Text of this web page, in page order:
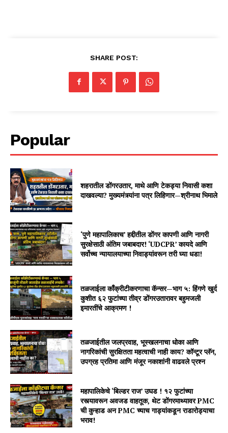
SHARE POST:
Popular
शहरातील डोंगरउतार, माथे आणि टेकड्या निवासी कशा
दाखवल्या? मुख्यमंत्र्यांना पत्र लिहिणार—श्रीनाथ भिमाले
‘पुणे महापालिकाच’ हद्दीतील डोंगर कापणी आणि नागरी
सुरक्षेसाठी अंतिम जबाबदार! ‘UDCPR’ कायदे आणि
सर्वोच्च न्यायालयाच्या निवाड्यांवरून तरी घ्या धडा!
तळजाईला काँक्रीटीकरणाचा कॅन्सर—भाग ५: हिंगणे खुर्द
कुशीत ६२ फुटांच्या तीव्र डोंगरउतारावर बहुमजली
इमारतींचे आक्रमण !
तळजाईतील जलप्रवाह, भूस्खलनाचा धोका आणि
नागरिकांची सुरक्षितता महत्वाची नाही काय? कॉन्टूर प्लॅन,
उपग्रह प्रतिमा आणि मंजूर नकाशांनी वाढवले प्रश्न
महापालिकेचे ‘बिल्डर राज’ उघड ! १२ फुटांच्या
रस्त्यावरून अवजड वाहतूक, थेट डोंगरमाथ्यावर PMC
ची कुऱ्हाड अन PMC च्याच गाड्यांकडून राडारोड्याचा
भराव!